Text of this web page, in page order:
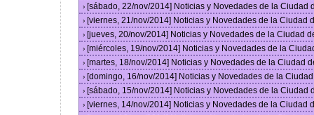
› [sábado, 22/nov/2014] Noticias y Novedades de la Ciudad
› [viernes, 21/nov/2014] Noticias y Novedades de la Ciudad
› [jueves, 20/nov/2014] Noticias y Novedades de la Ciudad
› [miércoles, 19/nov/2014] Noticias y Novedades de la
› [martes, 18/nov/2014] Noticias y Novedades de la Ciudad
› [domingo, 16/nov/2014] Noticias y Novedades de la
› [sábado, 15/nov/2014] Noticias y Novedades de la Ciudad
› [viernes, 14/nov/2014] Noticias y Novedades de la Ciudad